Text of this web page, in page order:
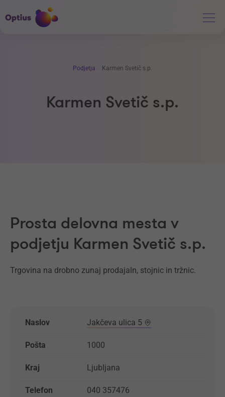
Podjetja Karmen Svetič s.p.
Karmen Svetič s.p.
Prosta delovna mesta v
podjetju Karmen Svetič s.p.
Trgovina na drobno zunaj prodajaln, stojnic in tržnic.
Naslov Jakčeva ulica 5
Pošta 1000
Kraj Ljubljana
Telefon 040 357476